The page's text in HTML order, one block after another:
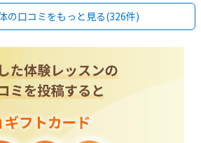
の口コミをもっと見る(326件)